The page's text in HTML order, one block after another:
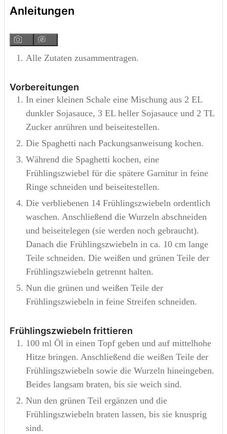
Anleitungen
Alle Zutaten zusammentragen.
Vorbereitungen
In einer kleinen Schale eine Mischung aus 2 EL
dunkler Sojasauce, 3 EL heller Sojasauce und 2 TL
Zucker anrühren und beiseitestellen.
Die Spaghetti nach Packungsanweisung kochen.
Während die Spaghetti kochen, eine
Frühlingszwiebel für die spätere Garnitur in feine
Ringe schneiden und beiseitestellen.
Die verbliebenen 14 Frühlingszwiebeln ordentlich
waschen. Anschließend die Wurzeln abschneiden
und beiseitelegen (sie werden noch gebraucht).
Danach die Frühlingszwiebeln in ca. 10 cm lange
Teile schneiden. Die weißen und grünen Teile der
Frühlingszwiebeln getrennt halten.
Nun die grünen und weißen Teile der
Frühlingszwiebeln in feine Streifen schneiden.
Frühlingszwiebeln frittieren
100 ml Öl in einen Topf geben und auf mittelhohe
Hitze bringen. Anschließend die weißen Teile der
Frühlingszwiebeln sowie die Wurzeln hineingeben.
Beides langsam braten, bis sie weich sind.
Nun den grünen Teil ergänzen und die
Frühlingszwiebeln braten lassen, bis sie knusprig
sind.